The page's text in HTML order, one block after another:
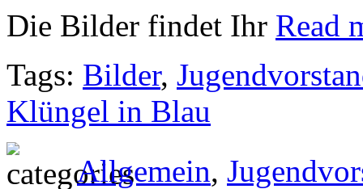
Die Bilder findet Ihr Read
Tags: Bilder,
Klüngel in Blau
Allgemein,